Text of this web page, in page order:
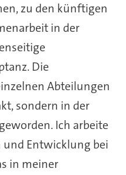
zu den künftigen
in der
Die
Abteilungen
sondern in der
Ich arbeite
Entwicklung bei
in meiner